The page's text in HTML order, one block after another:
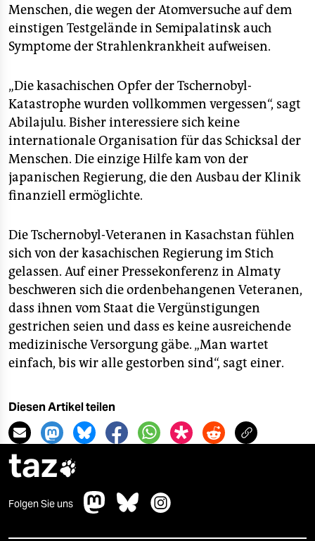
Menschen, die wegen der Atomversuche auf dem
einstigen Testgelände in Semipalatinsk auch
Symptome der Strahlenkrankheit aufweisen.
„Die kasachischen Opfer der Tschernobyl-
Katastrophe wurden vollkommen vergessen“, sagt
Abilajulu. Bisher interessiere sich keine
internationale Organisation für das Schicksal der
Menschen. Die einzige Hilfe kam von der
japanischen Regierung, die den Ausbau der Klinik
finanziell ermöglichte.
Die Tschernobyl-Veteranen in Kasachstan fühlen
sich von der kasachischen Regierung im Stich
gelassen. Auf einer Pressekonferenz in Almaty
beschweren sich die ordenbehangenen Veteranen,
dass ihnen vom Staat die Vergünstigungen
gestrichen seien und dass es keine ausreichende
medizinische Versorgung gäbe. „Man wartet
einfach, bis wir alle gestorben sind“, sagt einer.
Diesen Artikel teilen
taz
Folgen Sie uns